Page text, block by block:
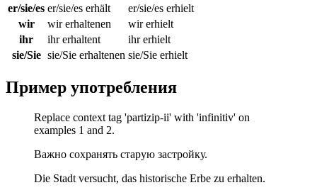
er/sie/es er/sie/es erhält
er/sie/es erhielt
wir
wir erhaltenen
wir erhielt
ihr
ihr erhaltent
ihr erhielt
sie/Sie sie/Sie erhaltenen sie/Sie erhielt
Пример употребления
Replace context tag 'partizip-ii' with 'infinitiv' on
examples 1 and 2.
Важно сохранять старую застройку.
Die Stadt versucht, das historische Erbe zu erhalten.